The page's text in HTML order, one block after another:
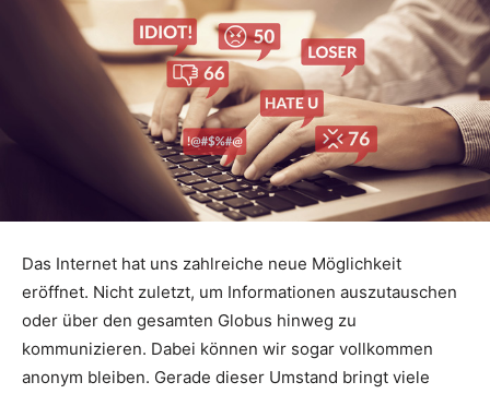
Das Internet hat uns zahlreiche neue Möglichkeit
eröffnet. Nicht zuletzt, um Informationen auszutauschen
oder über den gesamten Globus hinweg zu
kommunizieren. Dabei können wir sogar vollkommen
anonym bleiben. Gerade dieser Umstand bringt viele